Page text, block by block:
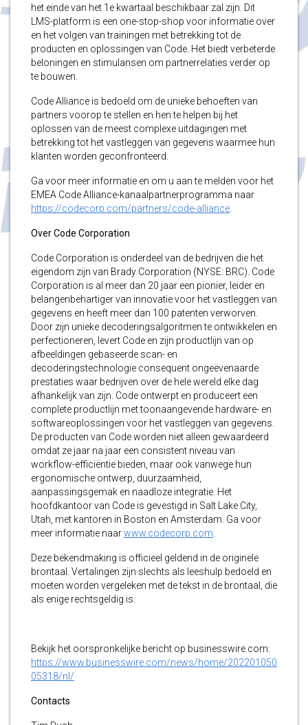
het einde van het 1e kwartaal beschikbaar zal zijn. Dit
LMS-platform is een one-stop-shop voor informatie over
en het volgen van trainingen met betrekking tot de
producten en oplossingen van Code. Het biedt verbeterde
beloningen en stimulansen om partnerrelaties verder op
te bouwen.
Code Alliance is bedoeld om de unieke behoeften van
partners voorop te stellen en hen te helpen bij het
oplossen van de meest complexe uitdagingen met
betrekking tot het vastleggen van gegevens waarmee hun
klanten worden geconfronteerd.
Ga voor meer informatie en om u aan te melden voor het
EMEA Code Alliance-kanaalpartnerprogramma naar
https://codecorp.com/partners/code-alliance
Over Code Corporation
Code Corporation is onderdeel van de bedrijven die het
eigendom zijn van Brady Corporation (NYSE: BRC). Code
Corporation is al meer dan 20 jaar een pionier, leider en
belangenbehartiger van innovatie voor het vastleggen van
gegevens en heeft meer dan 100 patenten verworven.
Door zijn unieke decoderingsalgoritmen te ontwikkelen en
perfectioneren, levert Code en zijn productlijn van op
afbeeldingen gebaseerde scan- en
decoderingstechnologie consequent ongeëvenaarde
prestaties waar bedrijven over de hele wereld elke dag
afhankelijk van zijn. Code ontwerpt en produceert een
complete productlijn met toonaangevende hardware- en
softwareoplossingen voor het vastleggen van gegevens.
De producten van Code worden niet alleen gewaardeerd
omdat ze jaar na jaar een consistent niveau van
workflow-efficiëntie bieden, maar ook vanwege hun
ergonomische ontwerp, duurzaamheid,
aanpassingsgemak en naadloze integratie. Het
hoofdkantoor van Code is gevestigd in Salt Lake City,
Utah, met kantoren in Boston en Amsterdam. Ga voor
meer informatie naarwww.codecorp.com
Deze bekendmaking is officieel geldend in de originele
brontaal. Vertalingen zijn slechts als leeshulp bedoeld en
moeten worden vergeleken met de tekst in de brontaal, die
als enige rechtsgeldig is.
Bekijk het oorspronkelijke bericht op businesswire.com:
https://www.businesswire.com/news/home/202201050
05318/nl/
Contacts